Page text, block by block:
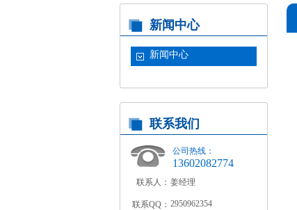
新闻中心
新闻中心
联系我们
公司热线：
13602082774
联系人： 姜经理
联系QQ： 2950962354